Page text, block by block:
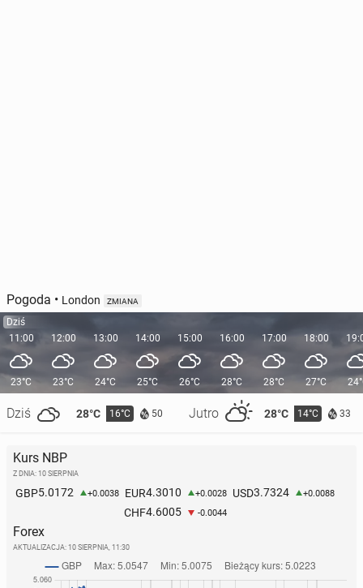
Pogoda • London ZMIANA
Dziś
11:00
23°C
Dziś 28°C 16°C 50 Jutro 28°C 14°C 33
12:00
23°C
13:00
24°C
14:00
25°C
15:00
26°C
16:00
28°C
17:00
28°C
18:00
27°C
Kurs NBP
Z DNIA: 10 SIERPNIA
GBP5.0172 +0.0038 EUR4.3010 +0.0028 USD3.7324 +0.0088
CHF4.6005 -0.0044
Forex
AKTUALIZACJA: 10 SIERPNIA, 11:30